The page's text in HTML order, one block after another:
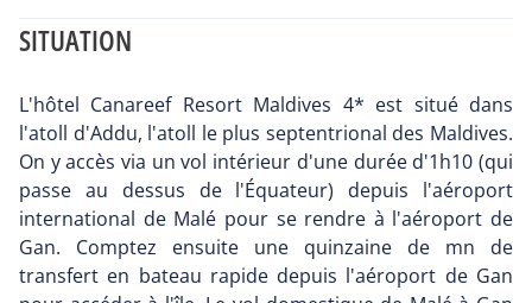
SITUATION
L'hôtel Canareef Resort Maldives 4* est situé dans
l'atoll d'Addu, l'atoll le plus septentrional des Maldives.
On y accès via un vol intérieur d'une durée d'1h10 (qui
passe au dessus de l'Équateur) depuis l'aéroport
international de Malé pour se rendre à l'aéroport de
Gan. Comptez ensuite une quinzaine de mn de
transfert en bateau rapide depuis l'aéroport de Gan